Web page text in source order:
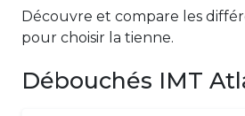
Découvre et compare les
pour choisir la tienne.
Débouchés IMT